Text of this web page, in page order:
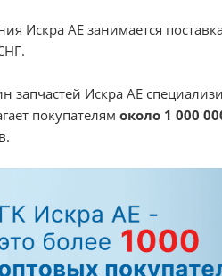
Искра АЕ занимается
запчастей Искра АЕ
покупателям около 1 000